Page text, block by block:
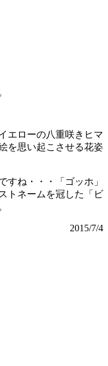
エローの八重咲きヒマ
を思い起こさせる花姿
すね・・・「ゴッホ」
トネームを冠した「ビ
2015/7/4